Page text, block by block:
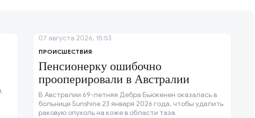
ПРОИСШЕСТВИЯ
Пенсионерку ошибочно
прооперировали в Австралии
В Австралии 69-летняя Дебра Бьюкенен оказалась в
больнице Sunshine 23 января 2026 года, чтобы удалить
раковую опухоль на коже в области таза.
07 августа 2026, 15:53